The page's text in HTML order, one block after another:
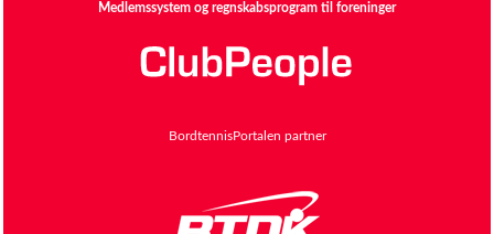
Medlemssystem og regnskabsprogram til foreninger
BordtennisPortalen partner